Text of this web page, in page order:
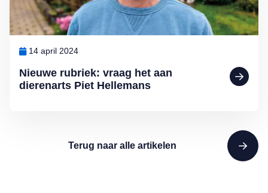
Nieuwe rubriek: vraag het aan
dierenarts Piet Hellemans
14 april 2024
Terug naar alle artikelen